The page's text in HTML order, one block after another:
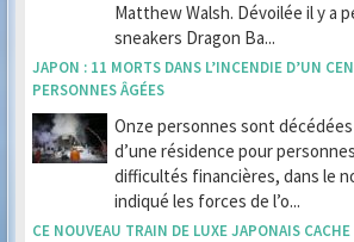
Matthew Walsh. Dévoilée il y a
sneakers Dragon Ba...
JAPON : 11 MORTS DANS L’INCENDIE D’UN
PERSONNES ÂGÉES
Onze personnes sont décédées
d’une résidence pour
difficultés financières, dans le
indiqué les forces de l’o...
CE NOUVEAU TRAIN DE LUXE JAPONAIS